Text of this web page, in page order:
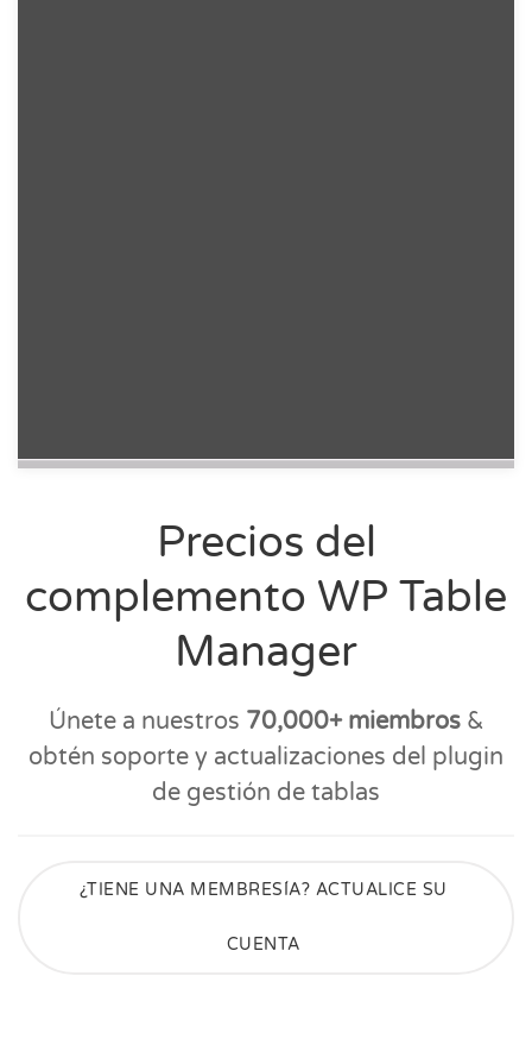
Precios del
complemento WP Table
Manager
Únete a nuestros 70,000+ miembros&
obtén soporte y actualizaciones del plugin
de gestión de tablas
¿TIENE UNA MEMBRESÍA? ACTUALICE SU
CUENTA